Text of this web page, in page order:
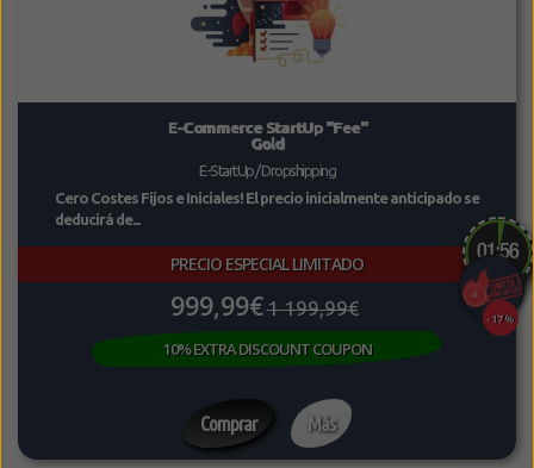
E-Commerce StartUp "Fee"
Gold
E-StartUp / Dropshipping
Cero Costes Fijos e Iniciales! El precio inicialmente anticipado se
deducirá de...
PRECIO ESPECIAL LIMITADO
10% EXTRA DISCOUNT COUPON
999,99€1 199,99€ -17%
Comprar Más